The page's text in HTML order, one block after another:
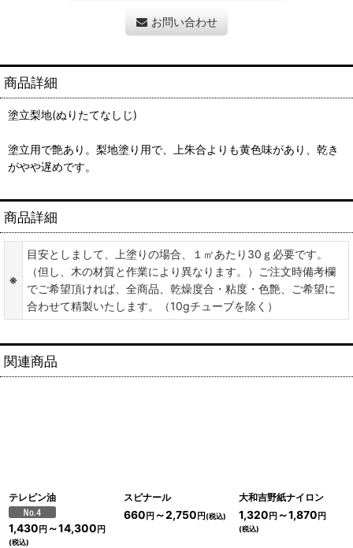
お問い合わせ
商品詳細
塗立梨地(ぬりたてなしじ)
塗立用で艶あり。梨地塗り用で、上朱合よりも黄色味があり、乾き
がやや遅めです。
商品詳細
※
目安としまして、上塗りの場合、１㎡あたり30ｇ必要です。
（但し、木の材質と作業により異なります。）ご注文時備考欄
でご希望頂ければ、全商品、乾燥度合・粘度・色艶、ご希望に
合わせて精製いたします。（10gチューブを除く）
関連商品
テレピン油
1,430 円 ～14,300 円
(税込)
スピナール
660 円 ～2,750 円(税込)
大和吉野紙ナイロン
1,320 円 ～1,870 円
(税込)